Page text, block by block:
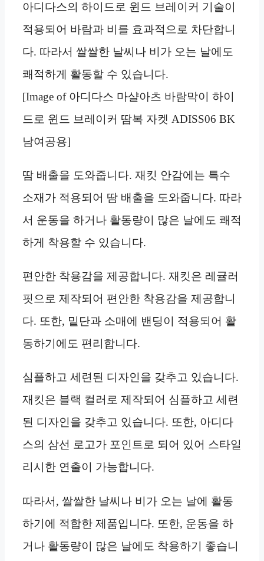
아디다스의 하이드로 윈드 브레이커 기술이
적용되어 바람과 비를 효과적으로 차단합니
다. 따라서 쌀쌀한 날씨나 비가 오는 날에도
쾌적하게 활동할 수 있습니다.
[Image of 아디다스 마샬아츠 바람막이 하이
드로 윈드 브레이커 땀복 자켓 ADISS06 BK
남여공용]
땀 배출을 도와줍니다. 재킷 안감에는 특수
소재가 적용되어 땀 배출을 도와줍니다. 따라
서 운동을 하거나 활동량이 많은 날에도 쾌적
하게 착용할 수 있습니다.
편안한 착용감을 제공합니다. 재킷은 레귤러
핏으로 제작되어 편안한 착용감을 제공합니
다. 또한, 밑단과 소매에 밴딩이 적용되어 활
동하기에도 편리합니다.
심플하고 세련된 디자인을 갖추고 있습니다.
재킷은 블랙 컬러로 제작되어 심플하고 세련
된 디자인을 갖추고 있습니다. 또한, 아디다
스의 삼선 로고가 포인트로 되어 있어 스타일
리시한 연출이 가능합니다.
따라서, 쌀쌀한 날씨나 비가 오는 날에 활동
하기에 적합한 제품입니다. 또한, 운동을 하
거나 활동량이 많은 날에도 착용하기 좋습니